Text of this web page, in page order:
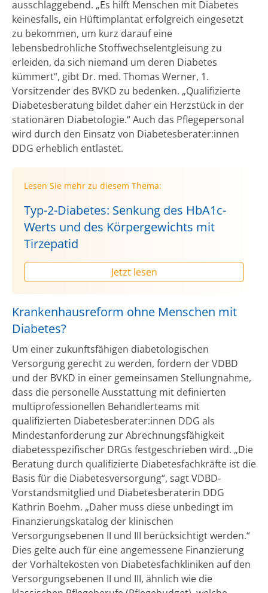
ausschlaggebend. „Es hilft Menschen mit Diabetes
keinesfalls, ein Hüftimplantat erfolgreich eingesetzt
zu bekommen, um kurz darauf eine
lebensbedrohliche Stoffwechselentgleisung zu
erleiden, da sich niemand um deren Diabetes
kümmert“, gibt Dr. med. Thomas Werner, 1.
Vorsitzender des BVKD zu bedenken. „Qualifizierte
Diabetesberatung bildet daher ein Herzstück in der
stationären Diabetologie.“ Auch das Pflegepersonal
wird durch den Einsatz von Diabetesberater:innen
DDG erheblich entlastet.
Lesen Sie mehr zu diesem Thema:
Typ-2-Diabetes: Senkung des HbA1c-
Werts und des Körpergewichts mit
Tirzepatid
Jetzt lesen
Krankenhausreform ohne Menschen mit
Diabetes?
Um einer zukunftsfähigen diabetologischen
Versorgung gerecht zu werden, fordern der VDBD
und der BVKD in einer gemeinsamen Stellungnahme,
dass die personelle Ausstattung mit definierten
multiprofessionellen Behandlerteams mit
qualifizierten Diabetesberater:innen DDG als
Mindestanforderung zur Abrechnungsfähigkeit
diabetesspezifischer DRGs festgeschrieben wird. „Die
Beratung durch qualifizierte Diabetesfachkräfte ist die
Basis für die Diabetesversorgung“, sagt VDBD-
Vorstandsmitglied und Diabetesberaterin DDG
Kathrin Boehm. „Daher muss diese unbedingt im
Finanzierungskatalog der klinischen
Versorgungsebenen II und III berücksichtigt werden.“
Dies gelte auch für eine angemessene Finanzierung
der Vorhaltekosten von Diabetesfachkliniken auf den
Versorgungsebenen II und III, ähnlich wie die